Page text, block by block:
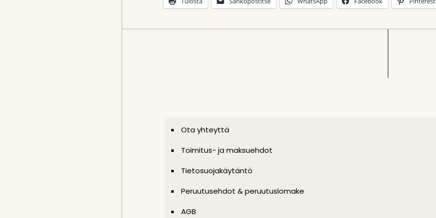
Ota yhteyttä
Toimitus- ja maksuehdot
Tietosuojakäytäntö
Peruutusehdot & peruutuslomake
AGB